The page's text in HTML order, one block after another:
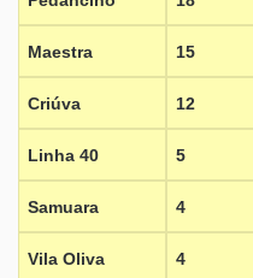
Maestra 15
Criúva 12
Linha 40 5
Samuara 4
Vila Oliva 4